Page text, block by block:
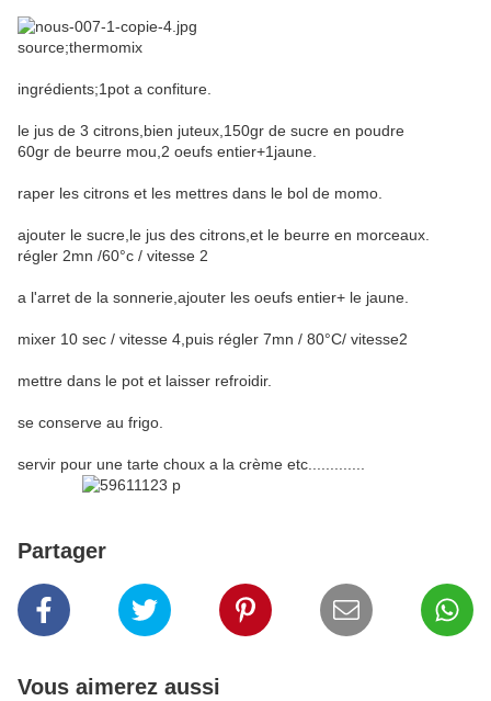
source;thermomix
ingrédients;1pot a confiture.
le jus de 3 citrons,bien juteux,150gr de sucre en poudre
60gr de beurre mou,2 oeufs entier+1jaune.
raper les citrons et les mettres dans le bol de momo.
ajouter le sucre,le jus des citrons,et le beurre en morceaux.
régler 2mn /60°c / vitesse 2
a l'arret de la sonnerie,ajouter les oeufs entier+ le jaune.
mixer 10 sec / vitesse 4,puis régler 7mn / 80°C/ vitesse2
mettre dans le pot et laisser refroidir.
se conserve au frigo.
servir pour une tarte choux a la crème etc.............
Partager
Vous aimerez aussi